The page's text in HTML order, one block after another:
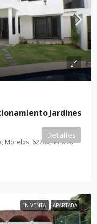
Jardines
Morelos, 62260, México
Detalles
EN VENTA APARTADA